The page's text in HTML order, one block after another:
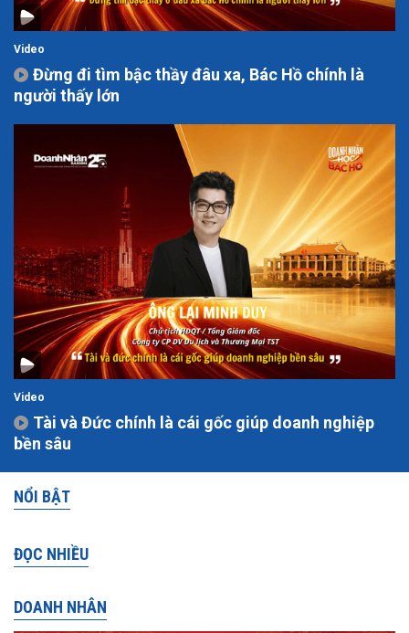
Video
Đừng đi tìm bậc thầy đâu xa, Bác Hồ chính là
người thấy lớn
Video
Tài và Đức chính là cái gốc giúp doanh nghiệp
bền sâu
NỔI BẬT
ĐỌC NHIỀU
DOANH NHÂN